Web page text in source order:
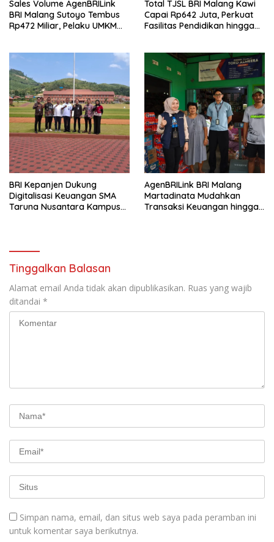
Sales Volume AgenBRILink
BRI Malang Sutoyo Tembus
Rp472 Miliar, Pelaku UMKM
Total TJSL BRI Malang Kawi
Capai Rp642 Juta, Perkuat
Fasilitas Pendidikan hingga
BRI Kepanjen Dukung
Digitalisasi Keuangan SMA
Taruna Nusantara Kampus
AgenBRILink BRI Malang
Martadinata Mudahkan
Transaksi Keuangan hingga
Tinggalkan Balasan
Alamat email Anda tidak akan dipublikasikan. Ruas yang wajib
ditandai *
Simpan nama, email, dan situs web saya pada peramban ini
untuk komentar saya berikutnya.